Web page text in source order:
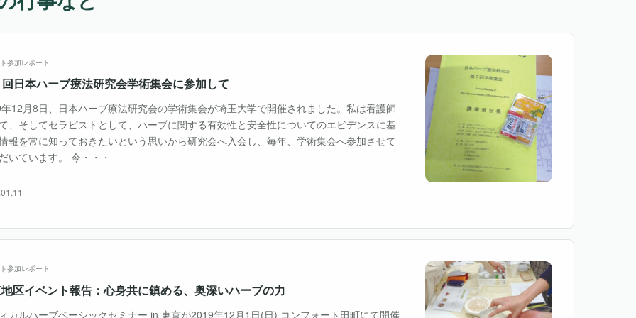
参加レポート
日本ハーブ療法研究会学術集会に参加して
12月8日、日本ハーブ療法研究会の学術集会が埼玉大学で開催されました。私は看護師
、そしてセラピストとして、ハーブに関する有効性と安全性についてのエビデンスに基
報を常に知っておきたいという思いから研究会へ入会し、毎年、学術集会へ参加させて
いています。 今・・・
参加レポート
区イベント報告：心身共に鎮める、奥深いハーブの力
カルハーブベーシックセミナー in 東京が2019年12月1日(日) コンフォート田町にて開催